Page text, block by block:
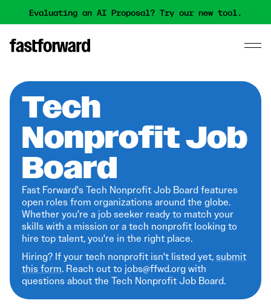
Evaluating an AI Proposal? Try our new tool.
Tech
Nonprofit Job
Board
Fast Forward's Tech Nonprofit Job Board features
open roles from organizations around the globe.
Whether you're a job seeker ready to match your
skills with a mission or a tech nonprofit looking to
hire top talent, you're in the right place.
Hiring? If your tech nonprofit isn't listed yet,submit
this form. Reach out to jobs@ffwd.org with
questions about the Tech Nonprofit Job Board.